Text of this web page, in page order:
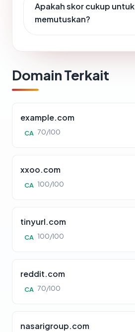
Apakah skor cukup untuk
memutuskan?
Domain Terkait
example.com
CA 70/100
xxoo.com
CA 100/100
tinyurl.com
CA 100/100
reddit.com
CA 70/100
nasarigroup.com